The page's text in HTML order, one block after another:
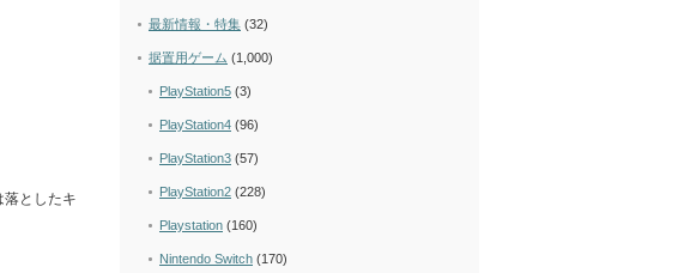
としたキ
最新情報・特集 (32)
据置用ゲーム (1,000)
PlayStation5 (3)
PlayStation4 (96)
PlayStation3 (57)
PlayStation2 (228)
Playstation (160)
Nintendo Switch (170)